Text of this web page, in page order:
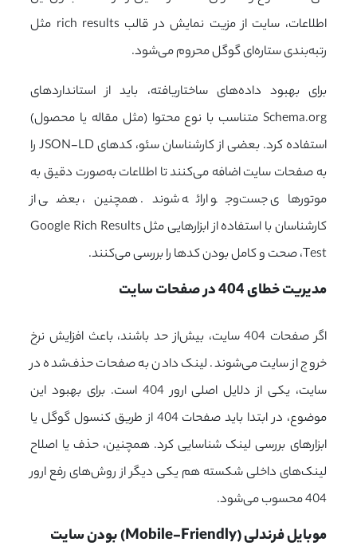
اطلاعات، سایت از مزیت نمایش در قالب rich results مثل
رتبه‌بندی ستاره‌ای گوگل محروم می‌شود.
برای بهبود داده‌های ساختاریافته، باید از استانداردهای
Schema.org متناسب با نوع محتوا (مثل مقاله یا محصول)
استفاده کرد. بعضی از کارشناسان سئو، کدهای JSON-LD را
به صفحات سایت اضافه می‌کنند تا اطلاعات به‌صورت دقیق به
موتورهای جست‌وجو ارائه شوند. همچنین، بعضی از
کارشناسان با استفاده از ابزارهایی مثل Google Rich Results
Test، صحت و کامل بودن کدها را بررسی می‌کنند.
مدیریت خطای 404 در صفحات سایت
اگر صفحات 404 سایت، بیش‌از حد باشند، باعث افزایش نرخ
خروج از سایت می‌شوند. لینک دادن به صفحات حذف‌شده در
سایت، یکی از دلایل اصلی ارور 404 است. برای بهبود این
موضوع، در ابتدا باید صفحات 404 از طریق کنسول گوگل یا
ابزارهای بررسی لینک شناسایی کرد. همچنین، حذف یا اصلاح
لینک‌های داخلی شکسته هم یکی دیگر از روش‌های رفع ارور
404 محسوب می‌شود.
موبایل فرندلی (Mobile-Friendly) بودن سایت